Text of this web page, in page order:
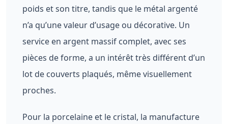
poids et son titre, tandis que le métal argenté
n’a qu’une valeur d’usage ou décorative. Un
service en argent massif complet, avec ses
pièces de forme, a un intérêt très différent d’un
lot de couverts plaqués, même visuellement
proches.
Pour la porcelaine et le cristal, la manufacture